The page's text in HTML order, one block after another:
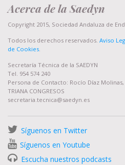
Acerca de la Saedyn
Copyright 2015, Sociedad Andaluza de
Todos los derechos reservados. Aviso
de Cookies.
Secretaría Técnica de la SAEDYN
Tel. 954 574 240
Persona de Contacto: Rocío Díaz Molinas,
TRIANA CONGRESOS
secretaria.tecnica@saedyn.es
Síguenos en Twitter
Síguenos en Youtube
Escucha nuestros podcasts